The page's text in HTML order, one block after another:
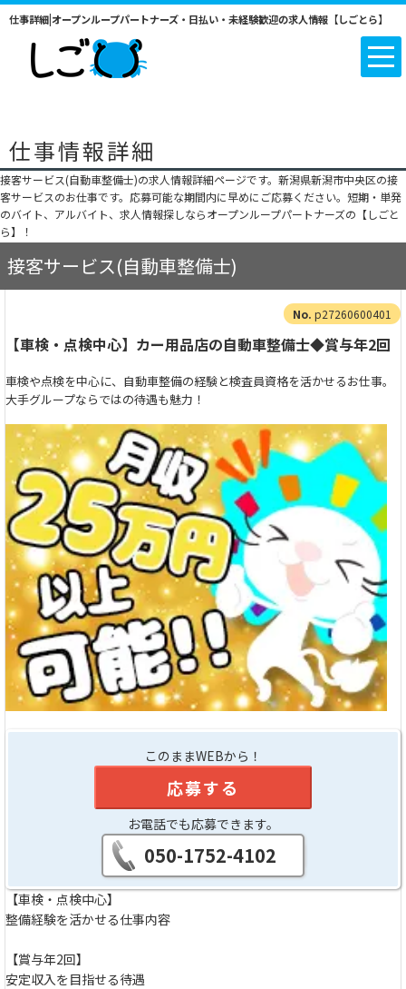
仕事詳細|オープンループパートナーズ・日払い・未経験歓迎の求人情報【しごとら】
仕事情報詳細
接客サービス(自動車整備士)の求人情報詳細ページです。新潟県新潟市中央区の接
客サービスのお仕事です。応募可能な期間内に早めにご応募ください。短期・単発
のバイト、アルバイト、求人情報探しならオープンループパートナーズの【しごと
ら】！
接客サービス(自動車整備士)
p27260600401
【車検・点検中心】カー用品店の自動車整備士◆賞与年2回
車検や点検を中心に、自動車整備の経験と検査員資格を活かせるお仕事。
大手グループならではの待遇も魅力！
このままWEBから！
応募する
お電話でも応募できます。
050-1752-4102
【車検・点検中心】
整備経験を活かせる仕事内容
【賞与年2回】
安定収入を目指せる待遇